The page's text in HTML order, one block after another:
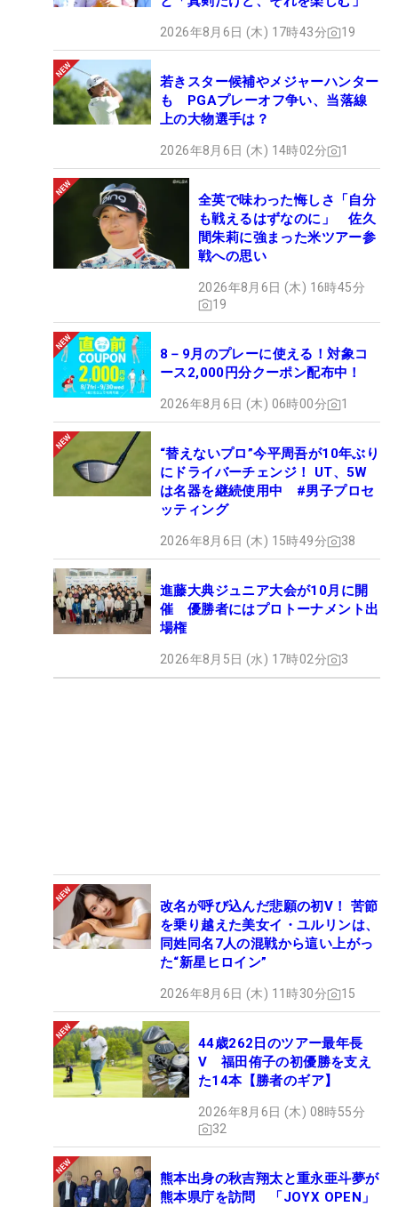
2026年8月6日 (木) 17時43分 19
若きスター候補やメジャーハンター
も PGAプレーオフ争い、当落線
上の大物選手は？
2026年8月6日 (木) 14時02分 1
全英で味わった悔しさ「自分
も戦えるはずなのに」 佐久
間朱莉に強まった米ツアー参
戦への思い
2026年8月6日 (木) 16時45分
19
8－9月のプレーに使える！対象コ
ース2,000円分クーポン配布中！
2026年8月6日 (木) 06時00分 1
“替えないプロ”今平周吾が10年ぶり
にドライバーチェンジ！ UT、5W
は名器を継続使用中 #男子プロセ
ッティング
2026年8月6日 (木) 15時49分 38
進藤大典ジュニア大会が10月に開
催 優勝者にはプロトーナメント出
場権
2026年8月5日 (水) 17時02分 3
改名が呼び込んだ悲願の初V！ 苦節
を乗り越えた美女イ・ユルリンは、
同姓同名7人の混戦から這い上がっ
た“新星ヒロイン”
2026年8月6日 (木) 11時30分 15
44歳262日のツアー最年長
V 福田侑子の初優勝を支え
た14本【勝者のギア】
2026年8月6日 (木) 08時55分
32
熊本出身の秋吉翔太と重永亜斗夢が
熊本県庁を訪問 「JOYX OPEN」